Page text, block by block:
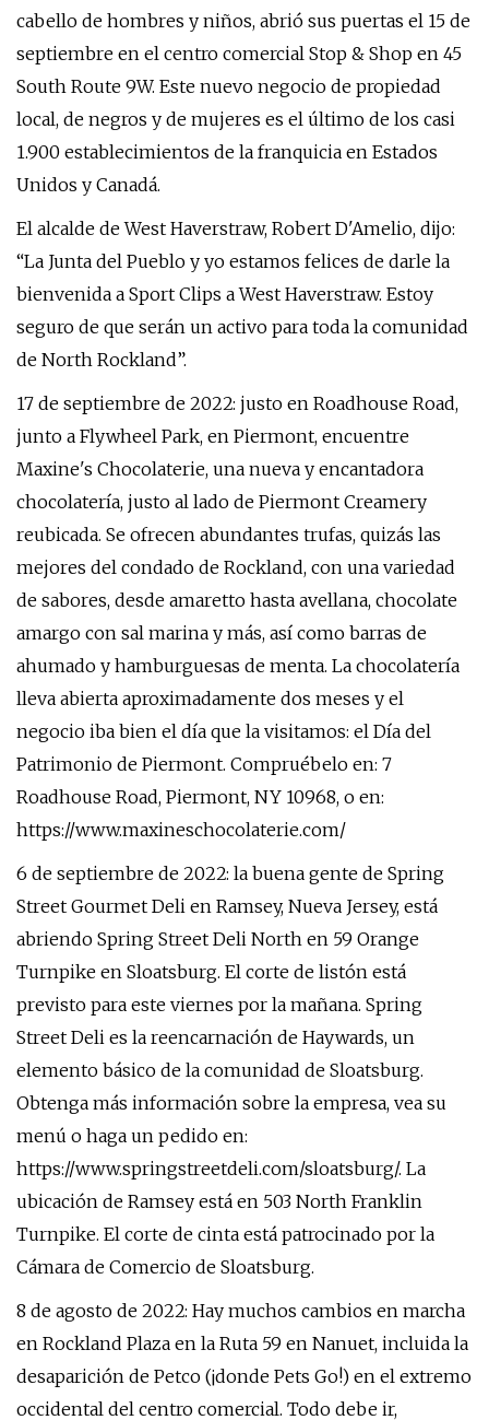
cabello de hombres y niños, abrió sus puertas el 15 de
septiembre en el centro comercial Stop & Shop en 45
South Route 9W. Este nuevo negocio de propiedad
local, de negros y de mujeres es el último de los casi
1.900 establecimientos de la franquicia en Estados
Unidos y Canadá.
El alcalde de West Haverstraw, Robert D'Amelio, dijo:
“La Junta del Pueblo y yo estamos felices de darle la
bienvenida a Sport Clips a West Haverstraw. Estoy
seguro de que serán un activo para toda la comunidad
de North Rockland”.
17 de septiembre de 2022: justo en Roadhouse Road,
junto a Flywheel Park, en Piermont, encuentre
Maxine's Chocolaterie, una nueva y encantadora
chocolatería, justo al lado de Piermont Creamery
reubicada. Se ofrecen abundantes trufas, quizás las
mejores del condado de Rockland, con una variedad
de sabores, desde amaretto hasta avellana, chocolate
amargo con sal marina y más, así como barras de
ahumado y hamburguesas de menta. La chocolatería
lleva abierta aproximadamente dos meses y el
negocio iba bien el día que la visitamos: el Día del
Patrimonio de Piermont. Compruébelo en: 7
Roadhouse Road, Piermont, NY 10968, o en:
https://www.maxineschocolaterie.com/
6 de septiembre de 2022: la buena gente de Spring
Street Gourmet Deli en Ramsey, Nueva Jersey, está
abriendo Spring Street Deli North en 59 Orange
Turnpike en Sloatsburg. El corte de listón está
previsto para este viernes por la mañana. Spring
Street Deli es la reencarnación de Haywards, un
elemento básico de la comunidad de Sloatsburg.
Obtenga más información sobre la empresa, vea su
menú o haga un pedido en:
https://www.springstreetdeli.com/sloatsburg/. La
ubicación de Ramsey está en 503 North Franklin
Turnpike. El corte de cinta está patrocinado por la
Cámara de Comercio de Sloatsburg.
8 de agosto de 2022: Hay muchos cambios en marcha
en Rockland Plaza en la Ruta 59 en Nanuet, incluida la
desaparición de Petco (¡donde Pets Go!) en el extremo
occidental del centro comercial. Todo debe ir,